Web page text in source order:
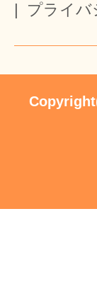
|
プライバ